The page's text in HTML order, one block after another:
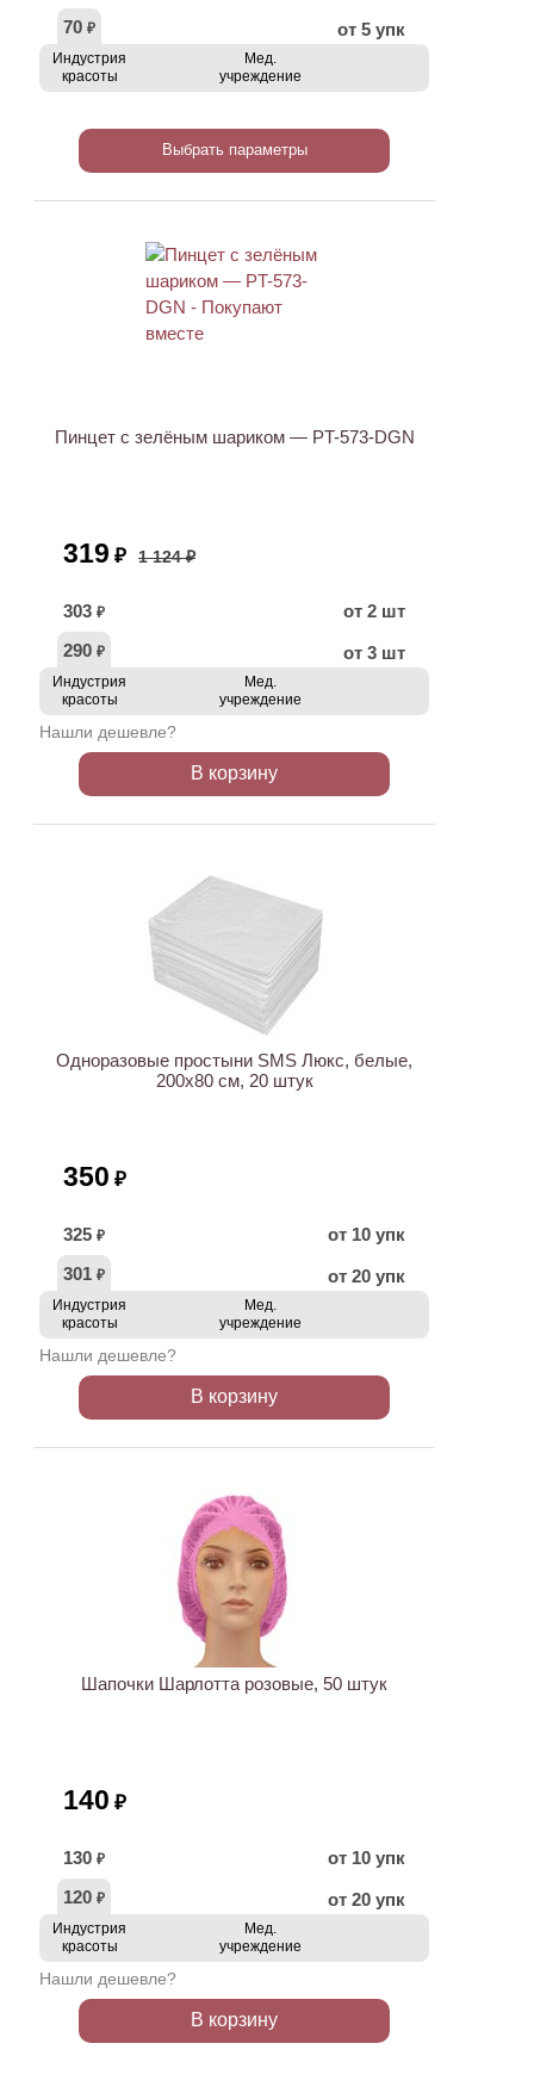
70 ₽ от 5 упк
Индустрия
красоты
Мед.
учреждение
Выбрать параметры
Пинцет с зелёным шариком — PT-573-DGN
319 ₽ 1 124 ₽
303 ₽
от 2 шт
290 ₽ от 3 шт
Индустрия
красоты
Мед.
учреждение
Нашли дешевле?
В корзину
Одноразовые простыни SMS Люкс, белые,
200х80 см, 20 штук
350 ₽
325 ₽
от 10 упк
301 ₽ от 20 упк
Индустрия
красоты
Мед.
учреждение
Нашли дешевле?
В корзину
Шапочки Шарлотта розовые, 50 штук
140 ₽
130 ₽
от 10 упк
120 ₽ от 20 упк
Индустрия
красоты
Мед.
учреждение
Нашли дешевле?
В корзину